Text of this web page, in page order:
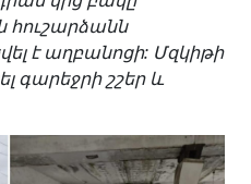
հուշարձանն
է աղբանոցի: Մզկիթի
գարեջրի շշեր և